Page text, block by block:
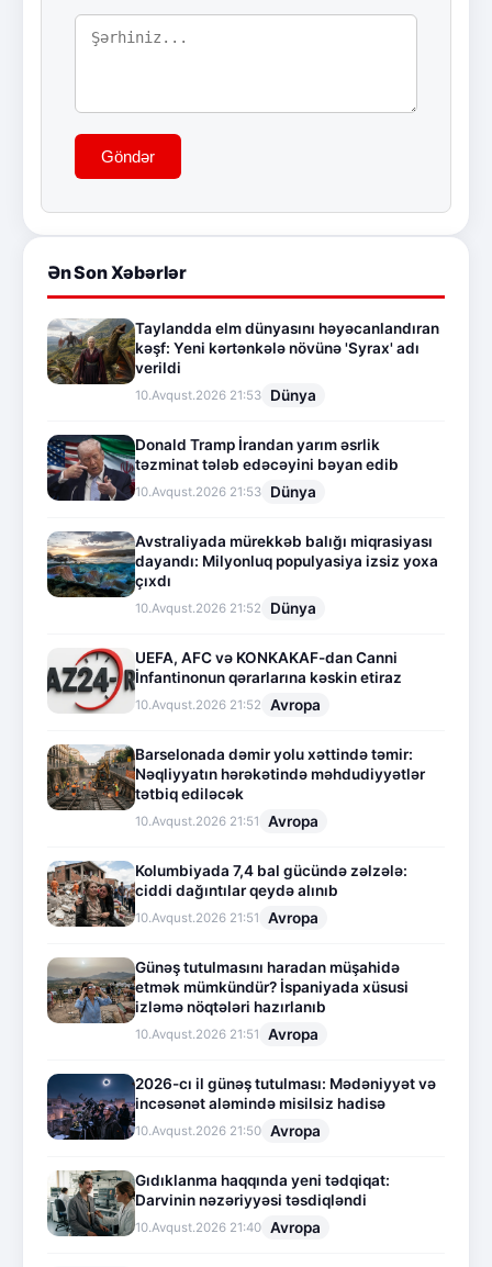
Göndər
Ən Son Xəbərlər
Taylandda elm dünyasını həyəcanlandıran
kəşf: Yeni kərtənkələ növünə 'Syrax' adı
verildi
10.Avqust.2026 21:53 Dünya
Donald Tramp İrandan yarım əsrlik
təzminat tələb edəcəyini bəyan edib
10.Avqust.2026 21:53 Dünya
Avstraliyada mürekkəb balığı miqrasiyası
dayandı: Milyonluq populyasiya izsiz yoxa
çıxdı
10.Avqust.2026 21:52 Dünya
UEFA, AFC və KONKAKAF-dan Canni
İnfantinonun qərarlarına kəskin etiraz
10.Avqust.2026 21:52 Avropa
Barselonada dəmir yolu xəttində təmir:
Nəqliyyatın hərəkətində məhdudiyyətlər
tətbiq ediləcək
10.Avqust.2026 21:51 Avropa
Kolumbiyada 7,4 bal gücündə zəlzələ:
ciddi dağıntılar qeydə alınıb
10.Avqust.2026 21:51 Avropa
Günəş tutulmasını haradan müşahidə
etmək mümkündür? İspaniyada xüsusi
izləmə nöqtələri hazırlanıb
10.Avqust.2026 21:51 Avropa
2026-cı il günəş tutulması: Mədəniyyət və
incəsənət aləmində misilsiz hadisə
10.Avqust.2026 21:50 Avropa
Gıdıklanma haqqında yeni tədqiqat:
Darvinin nəzəriyyəsi təsdiqləndi
10.Avqust.2026 21:40 Avropa